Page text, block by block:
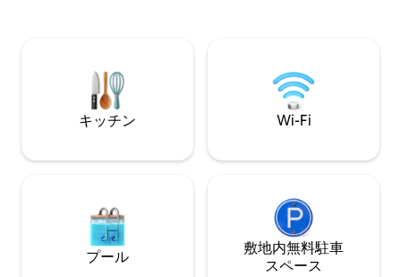
クセスと24時間
ィで安心です。
キッチン Wi-Fi
プール
敷地内無料駐⁠車
ス⁠ペ⁠ー⁠ス